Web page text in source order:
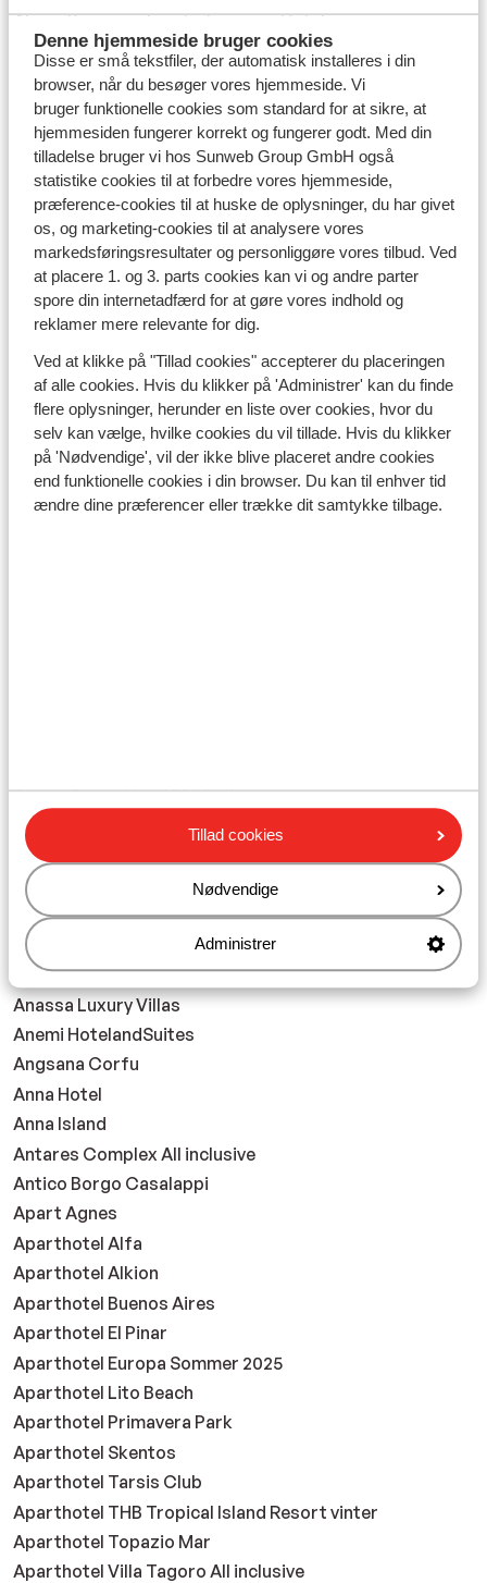
Denne hjemmeside bruger cookies
Disse er små tekstfiler, der automatisk installeres i din
browser, når du besøger vores hjemmeside. Vi
bruger funktionelle cookies som standard for at sikre, at
hjemmesiden fungerer korrekt og fungerer godt. Med din
tilladelse bruger vi hos Sunweb Group GmbH også
statistike cookies til at forbedre vores hjemmeside,
præference-cookies til at huske de oplysninger, du har givet
os, og marketing-cookies til at analysere vores
markedsføringsresultater og personliggøre vores tilbud. Ved
at placere 1. og 3. parts cookies kan vi og andre parter
spore din internetadfærd for at gøre vores indhold og
reklamer mere relevante for dig.
Ved at klikke på "Tillad cookies" accepterer du placeringen
af alle cookies. Hvis du klikker på 'Administrer' kan du finde
flere oplysninger, herunder en liste over cookies, hvor du
selv kan vælge, hvilke cookies du vil tillade. Hvis du klikker
på 'Nødvendige', vil der ikke blive placeret andre cookies
end funktionelle cookies i din browser. Du kan til enhver tid
ændre dine præferencer eller trække dit samtykke tilbage.
Tillad cookies
Nødvendige
Administrer
Abora Buenaventura by Lopesan Hotels
Abora Catarina by Lopesan Hotels
Abora Catarina by Lopesan Hotels2
Abora Interclub by Lopesan Hotels
Adams Hotel
Adonis Apartments
Adriana Beach Club Resort1
Aeolos Beach Resort Sommer 2025
Agave Boutique Hotel
Aggello Boutique Hotel Sommer 2026
Airis Boutique Suites Voksenhotel
Akti Beach Resort
Alexandra Hotel in Kos Town
Alkyna Lifestyle Beach Resort
All Inclusive Hotel Piccolo Paradiso
Alpenchalets Flachauer Gutshof
Alpen Gluck Hotel Kirchberger Hof Zomer
Amare Beach Hotel Marbella
Amira Beach Resort Spa Voksenhotel
Ammon Zeus Hotel
Ammos Beach Seaside Luxury Suites
Ammos Boutique lejligheder Suites
Amoh a Luxury Collection Resort Rhodes
Amphitryon Boutique Hotel
Anassa Luxury Villas
Anemi HotelandSuites
Angsana Corfu
Anna Hotel
Anna Island
Antares Complex All inclusive
Antico Borgo Casalappi
Apart Agnes
Aparthotel Alfa
Aparthotel Alkion
Aparthotel Buenos Aires
Aparthotel El Pinar
Aparthotel Europa Sommer 2025
Aparthotel Lito Beach
Aparthotel Primavera Park
Aparthotel Skentos
Aparthotel Tarsis Club
Aparthotel THB Tropical Island Resort vinter
Aparthotel Topazio Mar
Aparthotel Villa Tagoro All inclusive